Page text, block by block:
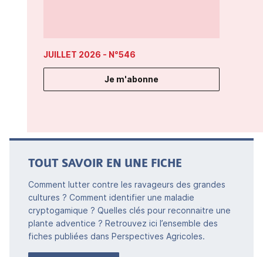
JUILLET 2026 - N°546
Je m'abonne
TOUT SAVOIR EN UNE FICHE
Comment lutter contre les ravageurs des grandes
cultures ? Comment identifier une maladie
cryptogamique ? Quelles clés pour reconnaitre une
plante adventice ? Retrouvez ici l’ensemble des
fiches publiées dans Perspectives Agricoles.